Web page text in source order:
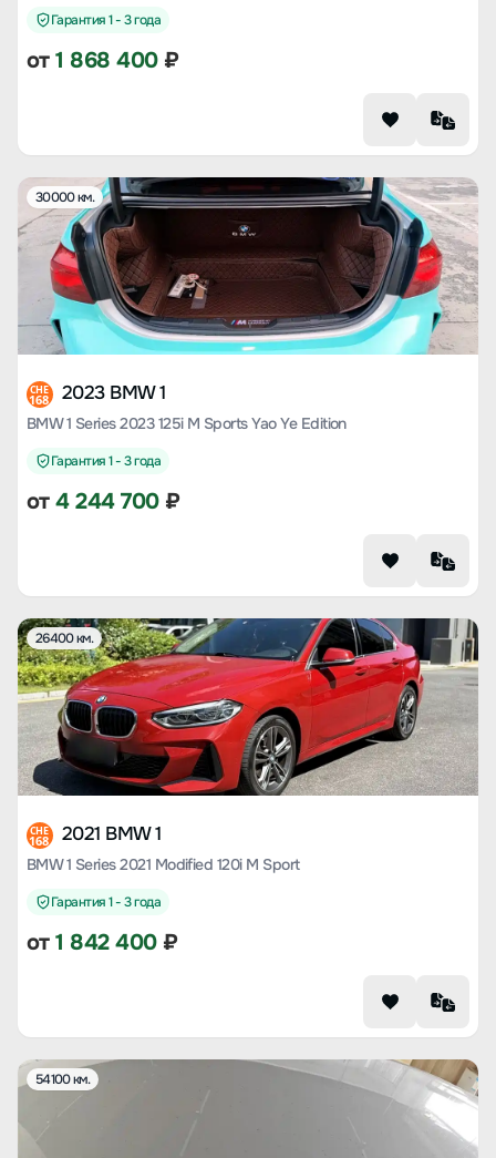
Гарантия 1 - 3 года
от1 868 400₽
30000 км.
CHE
168 2023 BMW 1
BMW 1 Series 2023 125i M Sports Yao Ye Edition
Гарантия 1 - 3 года
от4 244 700₽
26400 км.
CHE
168 2021 BMW 1
BMW 1 Series 2021 Modified 120i M Sport
Гарантия 1 - 3 года
от1 842 400₽
54100 км.